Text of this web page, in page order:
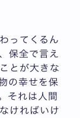
ってくるん
保全で言え
とが大きな
の幸せを保
それは人間
ければいけ